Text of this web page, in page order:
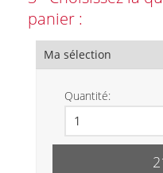
panier :
Ma sélection
Quantité: